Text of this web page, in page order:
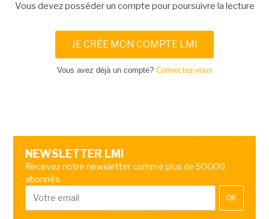
Vous devez posséder un compte pour poursuivre la lecture
JE CRÉE MON COMPTE LMI
Vous avez déjà un compte? Connectez-vous
NEWSLETTER LMI
Recevez notre newsletter comme plus de 50000
abonnés
OK